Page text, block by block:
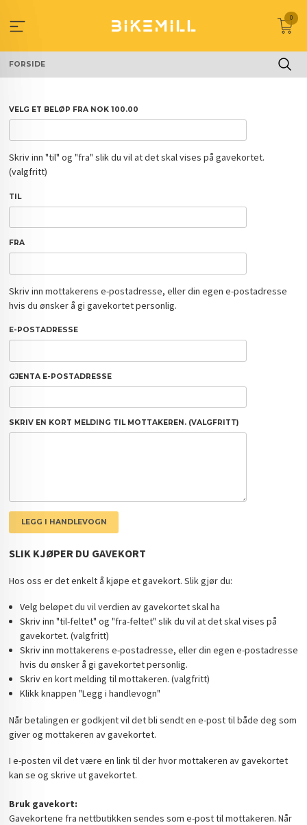
innholdet
0
FORSIDE
VELG ET BELØP FRA NOK 100.00
Skriv inn "til" og "fra" slik du vil at det skal vises på gavekortet.
(valgfritt)
TIL
FRA
Skriv inn mottakerens e-postadresse, eller din egen e-postadresse
hvis du ønsker å gi gavekortet personlig.
E-POSTADRESSE
GJENTA E-POSTADRESSE
SKRIV EN KORT MELDING TIL MOTTAKEREN. (VALGFRITT)
SLIK KJØPER DU GAVEKORT
Hos oss er det enkelt å kjøpe et gavekort. Slik gjør du:
Velg beløpet du vil verdien av gavekortet skal ha
Skriv inn "til-feltet" og "fra-feltet" slik du vil at det skal vises på
gavekortet. (valgfritt)
Skriv inn mottakerens e-postadresse, eller din egen e-postadresse
hvis du ønsker å gi gavekortet personlig.
Skriv en kort melding til mottakeren. (valgfritt)
Klikk knappen "Legg i handlevogn"
Når betalingen er godkjent vil det bli sendt en e-post til både deg som
giver og mottakeren av gavekortet.
I e-posten vil det være en link til der hvor mottakeren av gavekortet
kan se og skrive ut gavekortet.
Bruk gavekort:
Gavekortene fra nettbutikken sendes som e-post til mottakeren. Når